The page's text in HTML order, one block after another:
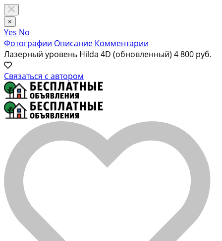
×
Yes No
Фотографии Описание Комментарии
Лазерный уровень Hilda 4D (обновленный) 4 800 руб.
Связаться с автором